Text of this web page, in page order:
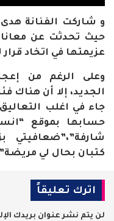
و شاركت الفنانة
حيث تحدثت عن
عزيمتها في اتخاد
وعلى الرغم من
الجديد، إلا أن هناك
جاء في اغلب
حسابها بموقع
كتبان بحال لي
اترك تعليقاً
لن يتم نشر عنوان بريدك